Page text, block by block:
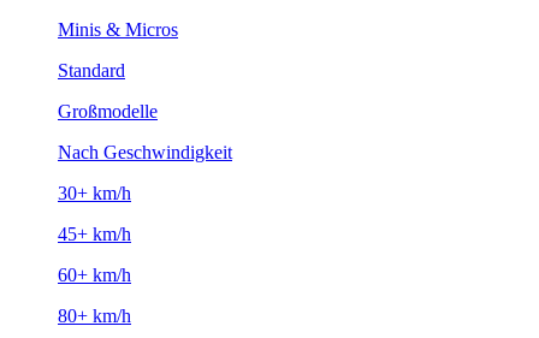
Minis & Micros
Standard
Großmodelle
Nach Geschwindigkeit
30+ km/h
45+ km/h
60+ km/h
80+ km/h